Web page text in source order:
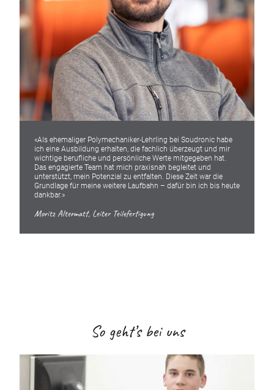
«Als ehemaliger Polymechaniker-Lehrling bei Soudronic habe
ich eine Ausbildung erhalten, die fachlich überzeugt und mir
wichtige berufliche und persönliche Werte mitgegeben hat.
Das engagierte Team hat mich praxisnah begleitet und
unterstützt, mein Potenzial zu entfalten. Diese Zeit war die
Grundlage für meine weitere Laufbahn – dafür bin ich bis heute
dankbar.»
Moritz Altermatt, Leiter Teilefertigung
So geht’s bei uns